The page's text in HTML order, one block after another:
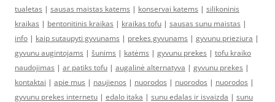
tualetas | sausas maistas katems | konservai katems | silikoninis
kraikas | bentonitinis kraikas | kraikas tofu | sausas sunu maistas |
info | kaip sutaupyti gyvunams | prekes gyvunams | gyvunu prieziura |
gyvunu augintojams | šunims | katėms | gyvunu prekes | tofu kraiko
naudojimas | ar patiks tofu | augalinė alternatyva | gyvunu prekes |
kontaktai | apie mus | naujienos | nuorodos | nuorodos | nuorodos |
gyvunu prekes internetu | edalo itaka | sunu edalas ir isvaizda | sunu